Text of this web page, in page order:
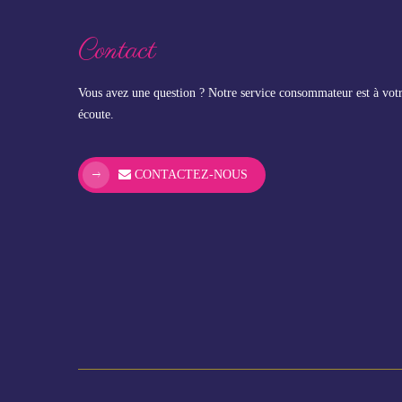
Contact
Vous avez une question ? Notre service consommateur est à
écoute.
CONTACTEZ-NOUS